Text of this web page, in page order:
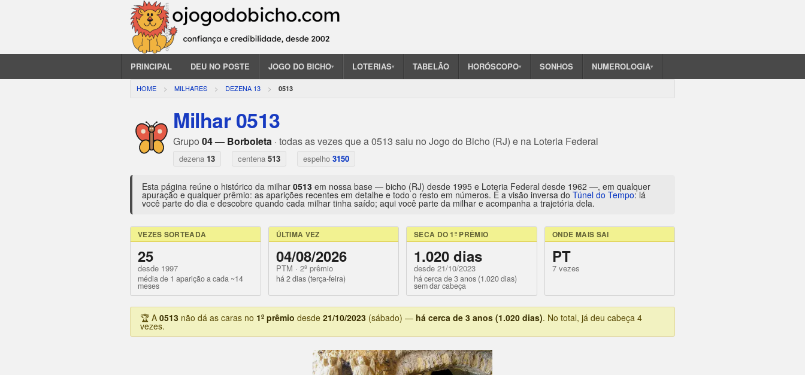
PRINCIPAL DEU NO POSTE JOGO DO BICHO▾ LOTERIAS▾ TABELÃO HORÓSCOPO▾ SONHOS NUMEROLOGIA▾
HOME MILHARES DEZENA 13 0513
Milhar 0513
Grupo 04 — Borboleta · todas as vezes que a 0513 saiu no Jogo do Bicho (RJ) e na Loteria Federal
dezena 13 centena 513 espelho 3150
Esta página reúne o histórico da milhar 0513 em nossa base — bicho (RJ) desde 1995 e Loteria Federal desde 1962 —, em qualquer
apuração e qualquer prêmio: as aparições recentes em detalhe e todo o resto em números. É a visão inversa do Túnel do Tempo: lá
você parte do dia e descobre quando cada milhar tinha saído; aqui você parte da milhar e acompanha a trajetória dela.
VEZES SORTEADA
25
desde 1997
média de 1 aparição a cada ~14
meses
ÚLTIMA VEZ
04/08/2026
PTM · 2º prêmio
há 2 dias (terça-feira)
SECA DO 1º PRÊMIO
1.020 dias
desde 21/10/2023
há cerca de 3 anos (1.020 dias)
sem dar cabeça
ONDE MAIS SAI
PT
7 vezes
🏆 A 0513 não dá as caras no 1º prêmio desde 21/10/2023 (sábado) — há cerca de 3 anos (1.020 dias). No total, já deu cabeça 4
vezes.